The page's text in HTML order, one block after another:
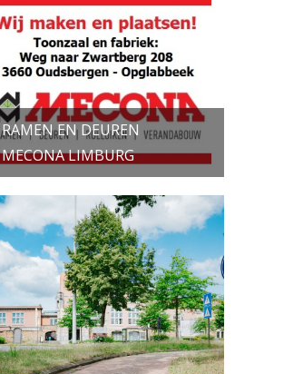
RAMEN EN DEUREN
MECONA LIMBURG